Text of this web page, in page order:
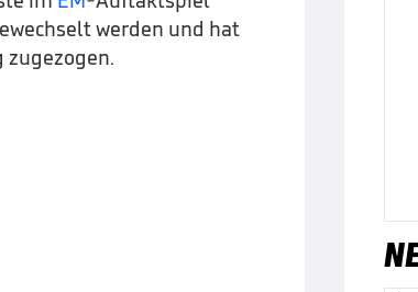
werden und hat
zugezogen.